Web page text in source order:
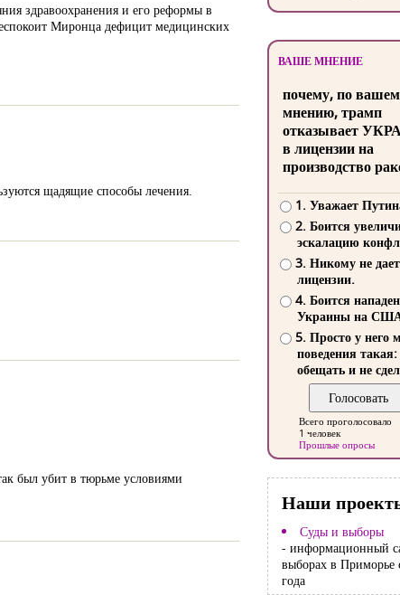
здравоохранения и его реформы в
Миронца дефицит медицинских
щадящие способы лечения.
был убит в тюрьме условиями
ВАШЕ МНЕНИЕ
почему, по
мнению, трамп
отказывает
в лицензии на
производство
1. Уважает
2. Боится
эскалацию
3. Никому не
лицензии.
4. Боится
Украины на
5. Просто у него
поведения такая:
обещать и не
Всего проголосовало
1 человек
Прошлые опросы
Наши
Суды и выборы
- информационный
выборах в Приморье
года